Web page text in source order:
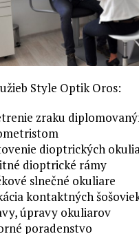
Style Optik Oros:
zraku
dioptrických
dioptrické rámy
slnečné okuliare
kontaktných
úpravy okuliarov
poradenstvo